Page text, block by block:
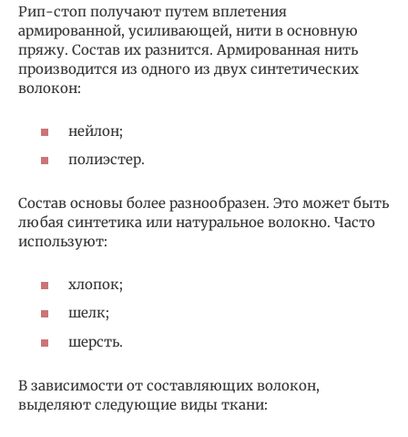
Рип-стоп получают путем вплетения
армированной, усиливающей, нити в основную
пряжу. Состав их разнится. Армированная нить
производится из одного из двух синтетических
волокон:
нейлон;
полиэстер.
Состав основы более разнообразен. Это может быть
любая синтетика или натуральное волокно. Часто
используют:
хлопок;
шелк;
шерсть.
В зависимости от составляющих волокон,
выделяют следующие виды ткани: